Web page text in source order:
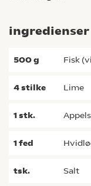
ingredienser
500g fisk
4stilke lime
1stk.
1fed
tsk. salt